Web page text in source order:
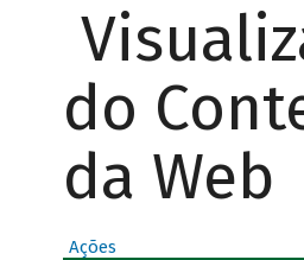
do
da Web
Ações